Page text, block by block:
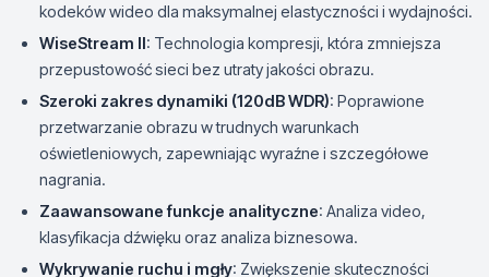
kodeków wideo dla maksymalnej elastyczności i wydajności.
WiseStream II: Technologia kompresji, która zmniejsza
przepustowość sieci bez utraty jakości obrazu.
Szeroki zakres dynamiki (120dB WDR): Poprawione
przetwarzanie obrazu w trudnych warunkach
oświetleniowych, zapewniając wyraźne i szczegółowe
nagrania.
Zaawansowane funkcje analityczne: Analiza video,
klasyfikacja dźwięku oraz analiza biznesowa.
Wykrywanie ruchu i mgły: Zwiększenie skuteczności